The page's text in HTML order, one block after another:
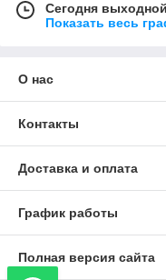
Сегодня выходной
Показать весь
О нас
Контакты
Доставка и оплата
График работы
Полная версия сайта